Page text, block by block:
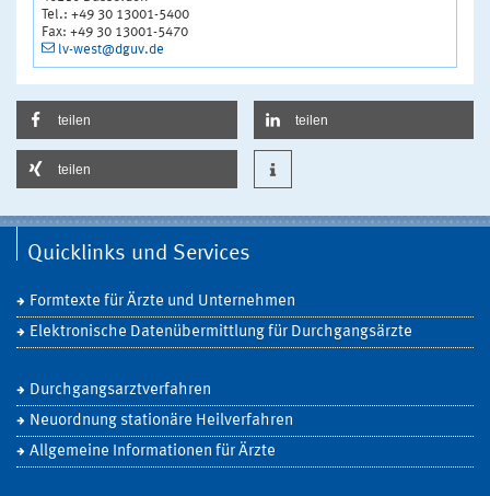
Tel.: +49 30 13001-5400
Fax: +49 30 13001-5470
lv-west@dguv.de
teilen teilen
teilen
Quicklinks und Services
Formtexte für Ärzte und Unternehmen
Elektronische Datenübermittlung für Durchgangsärzte
Durchgangsarztverfahren
Neuordnung stationäre Heilverfahren
Allgemeine Informationen für Ärzte